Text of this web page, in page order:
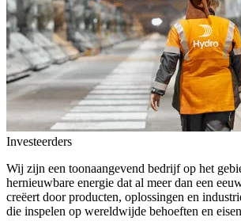
Investeerders
Wij zijn een toonaangevend bedrijf op het
hernieuwbare energie dat al meer dan een
creëert door producten, oplossingen en
die inspelen op wereldwijde behoeften en